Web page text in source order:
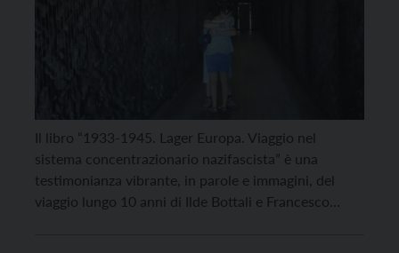
Il libro “1933-1945. Lager Europa. Viaggio nel
sistema concentrazionario nazifascista” è una
testimonianza vibrante, in parole e immagini, del
viaggio lungo 10 anni di Ilde Bottali e Francesco